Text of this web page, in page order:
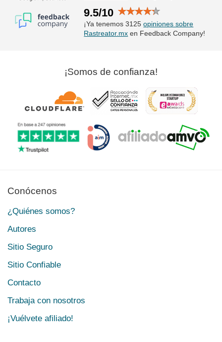
9.5/10
¡Ya tenemos 3125opiniones sobre
Rastreator.mx en Feedback Company!
¡Somos de confianza!
Conócenos
¿Quiénes somos?
Autores
Sitio Seguro
Sitio Confiable
Contacto
Trabaja con nosotros
¡Vuélvete afiliado!